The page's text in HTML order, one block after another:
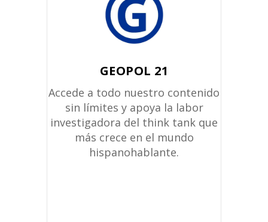
GEOPOL 21
Accede a todo nuestro contenido
sin límites y apoya la labor
investigadora del think tank que
más crece en el mundo
hispanohablante.